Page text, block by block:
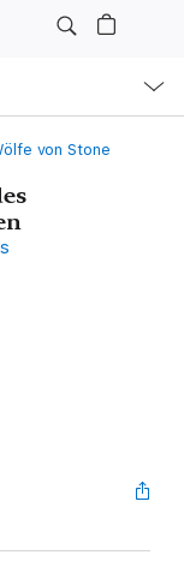
von Stone